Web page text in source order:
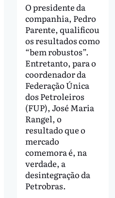
O presidente da
companhia, Pedro
Parente, qualificou
os resultados como
“bem robustos”.
Entretanto, para o
coordenador da
Federação Única
dos Petroleiros
(FUP), José Maria
Rangel, o
resultado que o
mercado
comemora é, na
verdade, a
desintegração da
Petrobras.